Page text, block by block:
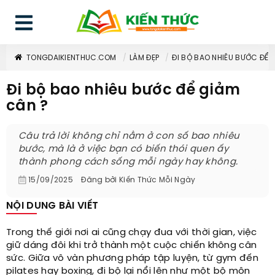
TONGDAIKIENTHUC.COM LÀM ĐẸP ĐI BỘ BAO NHIÊU BƯỚC ĐỂ
Đi bộ bao nhiêu bước để giảm
cân ?
Câu trả lời không chỉ nằm ở con số bao nhiêu
bước, mà là ở việc bạn có biến thói quen ấy
thành phong cách sống mỗi ngày hay không.
15/09/2025 Đăng bởi Kiến Thức Mỗi Ngày
NỘI DUNG BÀI VIẾT
Trong thế giới nơi ai cũng chạy đua với thời gian, việc
giữ dáng đôi khi trở thành một cuộc chiến không cân
sức. Giữa vô vàn phương pháp tập luyện, từ gym đến
pilates hay boxing, đi bộ lại nổi lên như một bộ môn